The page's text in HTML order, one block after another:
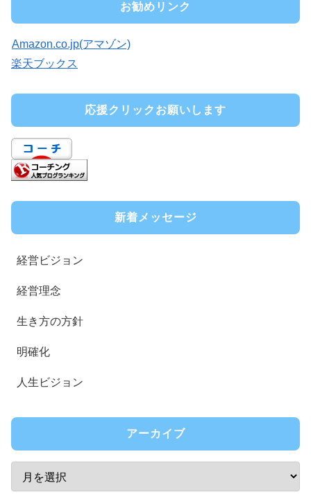
お勧めリンク
Amazon.co.jp(アマゾン)
楽天ブックス
応援クリックお願いします
新着メッセージ
経営ビジョン
経営理念
生き方の方針
明確化
人生ビジョン
アーカイブ